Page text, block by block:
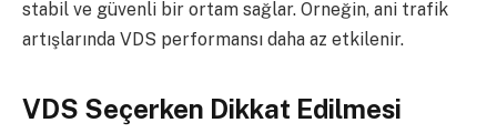
stabil ve güvenli bir ortam sağlar. Örneğin, ani trafik
artışlarında VDS performansı daha az etkilenir.
VDS Seçerken Dikkat Edilmesi